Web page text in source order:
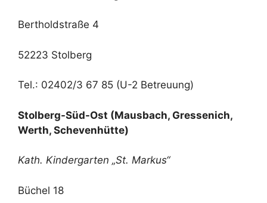
Bertholdstraße 4
52223 Stolberg
Tel.: 02402/3 67 85 (U-2 Betreuung)
Stolberg-Süd-Ost (Mausbach, Gressenich,
Werth, Schevenhütte)
Kath. Kindergarten „St. Markus“
Büchel 18